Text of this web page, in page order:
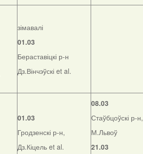
зімавалі
01.03
Бераставіцкі р-н
Дз.Вінчэўскі et al.
01.03
Гродзенскі р-н,
Дз.Кіцель et al.
08.03
Стаўбцоўскі р-н,
М.Львоў
21.03